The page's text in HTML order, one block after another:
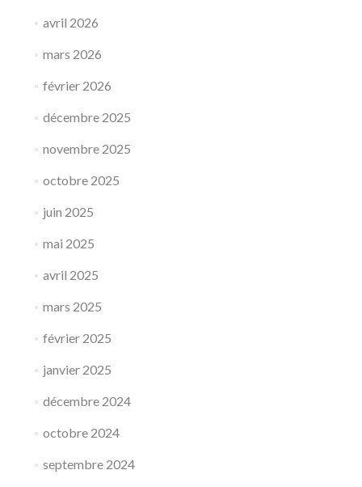
avril 2026
mars 2026
février 2026
décembre 2025
novembre 2025
octobre 2025
juin 2025
mai 2025
avril 2025
mars 2025
février 2025
janvier 2025
décembre 2024
octobre 2024
septembre 2024